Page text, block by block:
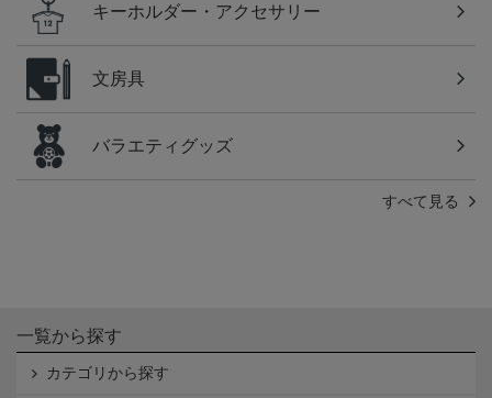
キーホルダー・アクセサリー
文房具
バラエティグッズ
すべて見る
一覧から探す
カテゴリから探す